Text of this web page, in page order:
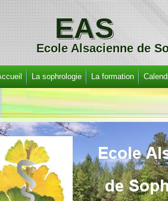
EAS
Ecole Alsacienne de
La sophrologie La formation